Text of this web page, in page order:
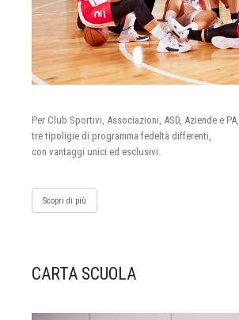
Per Club Sportivi, Associazioni, ASD, Aziende e PA,
tre tipoligie di programma fedeltà differenti,
con vantaggi unici ed esclusivi.
Scopri di più
CARTA SCUOLA